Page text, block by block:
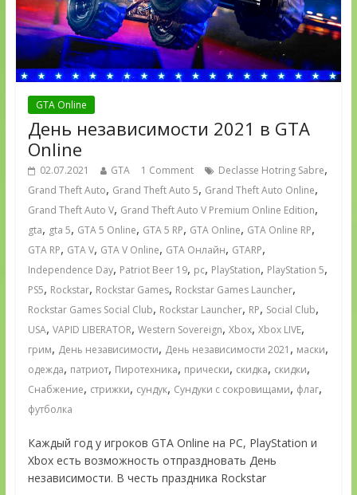
GTA Online
День независимости 2021 в GTA
Online
02.07.2021 GTA 1 Comment Declasse Hotring Sabre,
Grand Theft Auto, Grand Theft Auto 5, Grand Theft Auto Online,
Grand Theft Auto V, Grand Theft Auto V Premium Online Edition,
gta, gta 5, GTA 5 Online, GTA 5 RP, GTA Online, GTA Online RP,
GTA RP, GTA V, GTA V Online, GTA Онлайн, GTARP,
Independence Day, Patriot Beer 19, pc, PlayStation, PlayStation 5,
PS5, Rockstar, Rockstar Games, Rockstar Games Launcher,
Rockstar Games Social Club, Rockstar Launcher, RP, Social Club,
USA, VAPID LIBERATOR, Western Sovereign, Xbox, Xbox LIVE,
грим, День независимости, День независимости 2021 , маски,
одежда, патриот, Пиротехника, прически, скидка, скидки,
Снабжение, стрижки, сундук, Сундуки с сокровищами, флаг,
футболка
Каждый год у игроков GTA Online на PC, PlayStation и
Xbox есть возможность отпраздновать День
независимости. В честь праздника Rockstar